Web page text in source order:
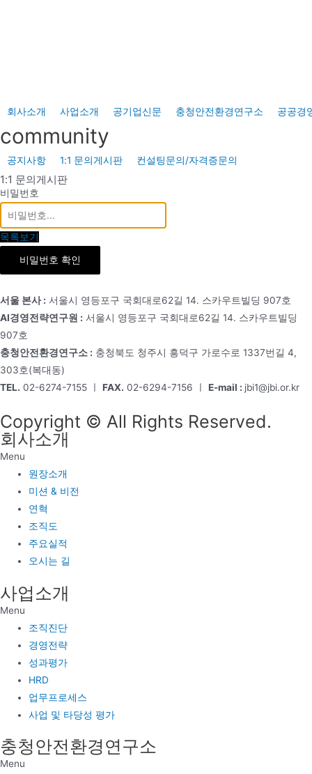
뛰
기
회사소개 사업소개 공기업신문 충청안전환경연구소 공공경
community
공지사항 1:1 문의게시판 컨설팅문의/자격증문의
1:1 문의게시판
비밀번호
목록보기
비밀번호 확인
서울 본사 : 서울시 영등포구 국회대로62길 14. 스카우트빌딩 907호
AI경영전략연구원 : 서울시 영등포구 국회대로62길 14. 스카우트빌딩
907호
충청안전환경연구소 : 충청북도 청주시 흥덕구 가로수로 1337번길 4,
303호(복대동)
TEL. 02-6274-7155 ㅣ FAX. 02-6294-7156 ㅣ E-mail : jbi1@jbi.or.kr
Copyright © All Rights Reserved.
회사소개
Menu
원장소개
미션 & 비전
연혁
조직도
주요실적
오시는 길
사업소개
Menu
조직진단
경영전략
성과평가
HRD
업무프로세스
사업 및 타당성 평가
충청안전환경연구소
Menu